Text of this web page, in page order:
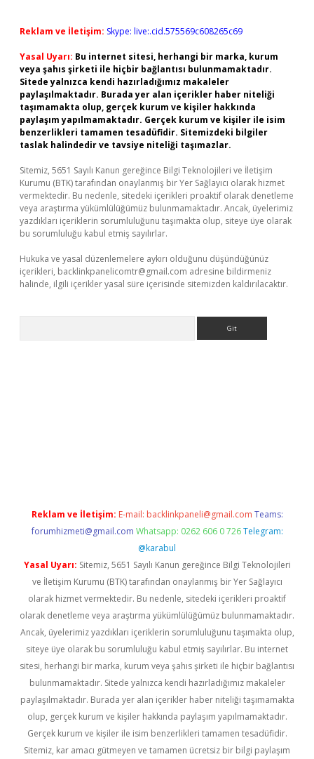
Reklam ve İletişim: Skype: live:.cid.575569c608265c69
Yasal Uyarı: Bu internet sitesi, herhangi bir marka, kurum
veya şahıs şirketi ile hiçbir bağlantısı bulunmamaktadır.
Sitede yalnızca kendi hazırladığımız makaleler
paylaşılmaktadır. Burada yer alan içerikler haber niteliği
taşımamakta olup, gerçek kurum ve kişiler hakkında
paylaşım yapılmamaktadır. Gerçek kurum ve kişiler ile isim
benzerlikleri tamamen tesadüfidir. Sitemizdeki bilgiler
taslak halindedir ve tavsiye niteliği taşımazlar.
Sitemiz, 5651 Sayılı Kanun gereğince Bilgi Teknolojileri ve İletişim
Kurumu (BTK) tarafından onaylanmış bir Yer Sağlayıcı olarak hizmet
vermektedir. Bu nedenle, sitedeki içerikleri proaktif olarak denetleme
veya araştırma yükümlülüğümüz bulunmamaktadır. Ancak, üyelerimiz
yazdıkları içeriklerin sorumluluğunu taşımakta olup, siteye üye olarak
bu sorumluluğu kabul etmiş sayılırlar.
Hukuka ve yasal düzenlemelere aykırı olduğunu düşündüğünüz
içerikleri, backlinkpanelicomtr@gmail.com adresine bildirmeniz
halinde, ilgili içerikler yasal süre içerisinde sitemizden kaldırılacaktır.
Reklam ve İletişim: E-mail: backlinkpaneli@gmail.com Teams:
forumhizmeti@gmail.com Whatsapp: 0262 606 0 726 Telegram:
@karabul
Yasal Uyarı: Sitemiz, 5651 Sayılı Kanun gereğince Bilgi Teknolojileri
ve İletişim Kurumu (BTK) tarafından onaylanmış bir Yer Sağlayıcı
olarak hizmet vermektedir. Bu nedenle, sitedeki içerikleri proaktif
olarak denetleme veya araştırma yükümlülüğümüz bulunmamaktadır.
Ancak, üyelerimiz yazdıkları içeriklerin sorumluluğunu taşımakta olup,
siteye üye olarak bu sorumluluğu kabul etmiş sayılırlar. Bu internet
sitesi, herhangi bir marka, kurum veya şahıs şirketi ile hiçbir bağlantısı
bulunmamaktadır. Sitede yalnızca kendi hazırladığımız makaleler
paylaşılmaktadır. Burada yer alan içerikler haber niteliği taşımamakta
olup, gerçek kurum ve kişiler hakkında paylaşım yapılmamaktadır.
Gerçek kurum ve kişiler ile isim benzerlikleri tamamen tesadüfidir.
Sitemiz, kar amacı gütmeyen ve tamamen ücretsiz bir bilgi paylaşım